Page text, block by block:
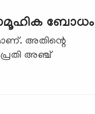
ബോധം
അതിന്റെ
അഞ്ച്